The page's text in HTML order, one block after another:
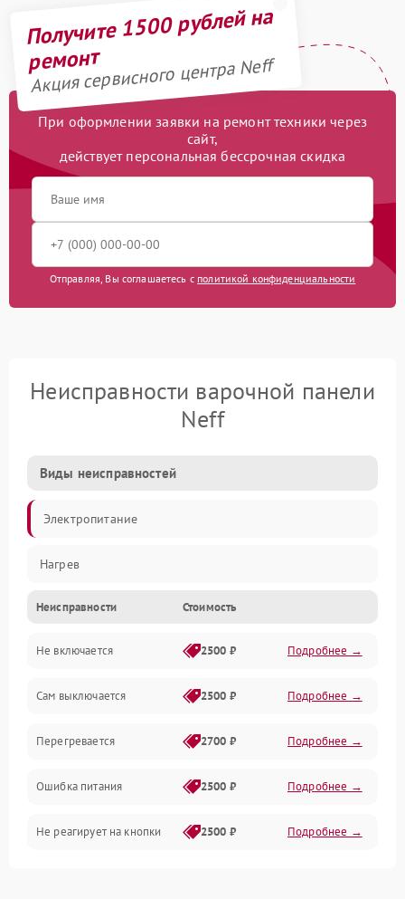
Получите 1500 рублей на
ремонт
Акция сервисного центра Neff
При оформлении заявки на ремонт техники через
сайт,
действует персональная бессрочная скидка
Отправляя, Вы соглашаетесь с политикой конфиденциальности
Неисправности варочной панели
Neff
Виды неисправностей
Электропитание
Нагрев
Неисправности Стоимость
Не включается 2500 ₽ Подробнее →
Сам выключается 2500 ₽ Подробнее →
Перегревается 2700 ₽ Подробнее →
Ошибка питания 2500 ₽ Подробнее →
Не реагирует на кнопки 2500 ₽ Подробнее →